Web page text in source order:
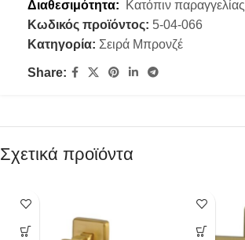
Διαθεσιμότητα:
Κατόπιν παραγγελίας
Κωδικός προϊόντος: 5-04-066
Κατηγορία: Σειρά Μπρονζέ
Share:
Σχετικά προϊόντα